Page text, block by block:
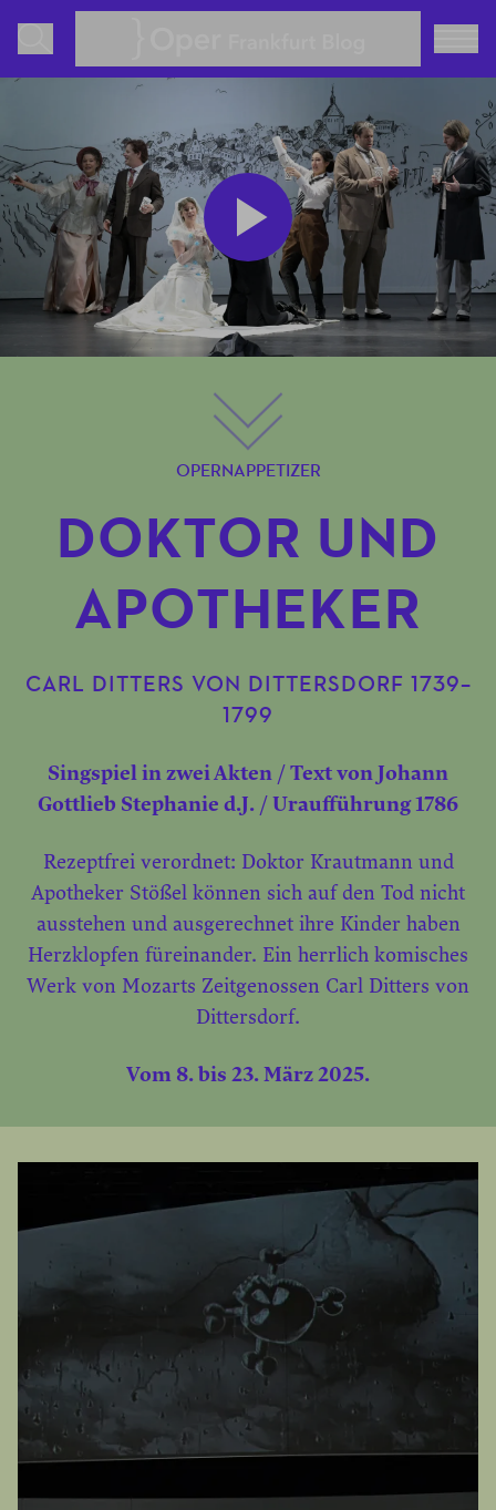
Play
Video
OPERNAPPETIZER
DOKTOR UND
APOTHEKER
CARL DITTERS VON DITTERSDORF 1739–
1799
Singspiel in zwei Akten / Text von Johann
Gottlieb Stephanie d.J. / Uraufführung 1786
Rezeptfrei verordnet: Doktor Krautmann und
Apotheker Stößel können sich auf den Tod nicht
ausstehen und ausgerechnet ihre Kinder haben
Herzklopfen füreinander. Ein herrlich komisches
Werk von Mozarts Zeitgenossen Carl Ditters von
Dittersdorf.
Vom 8. bis 23. März 2025.